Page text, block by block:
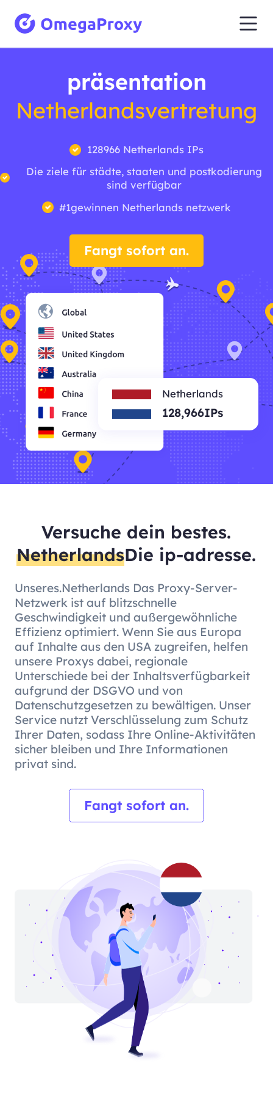
präsentation
Netherlandsvertretung
128966 Netherlands IPs
Die ziele für städte, staaten und postkodierung
sind verfügbar
#1gewinnen Netherlands netzwerk
Fangt sofort an.
Netherlands
128,966IPs
Versuche dein bestes.
NetherlandsDie ip-adresse.
Unseres.Netherlands Das Proxy-Server-
Netzwerk ist auf blitzschnelle
Geschwindigkeit und außergewöhnliche
Effizienz optimiert. Wenn Sie aus Europa
auf Inhalte aus den USA zugreifen, helfen
unsere Proxys dabei, regionale
Unterschiede bei der Inhaltsverfügbarkeit
aufgrund der DSGVO und von
Datenschutzgesetzen zu bewältigen. Unser
Service nutzt Verschlüsselung zum Schutz
Ihrer Daten, sodass Ihre Online-Aktivitäten
sicher bleiben und Ihre Informationen
privat sind.
Fangt sofort an.